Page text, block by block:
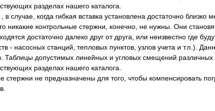
разделах нашего каталога.
случае, когда гибкая вставка установлена достаточно
никакие контрольные стержни, конечно, не нужны. Они
достаточно далеко друг от друга, или неизвестно где
- насосных станций, тепловых пунктов, узлов учета и т.п.).
Таблицы допустимых линейных и угловых смещений различных
разделах нашего каталога.
стержни не предназначены для того, чтобы компенсировать